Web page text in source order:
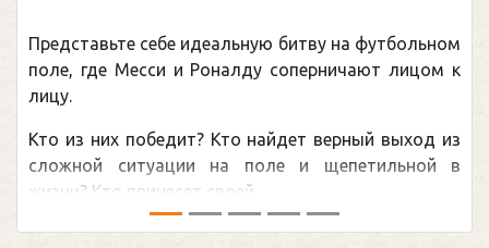
Представьте себе идеальную битву на футбольном
поле, где Месси и Роналду соперничают лицом к
лицу.
Кто из них победит? Кто найдет верный выход из
сложной ситуации на поле и щепетильной в
жизни? Кто принесет своей ...